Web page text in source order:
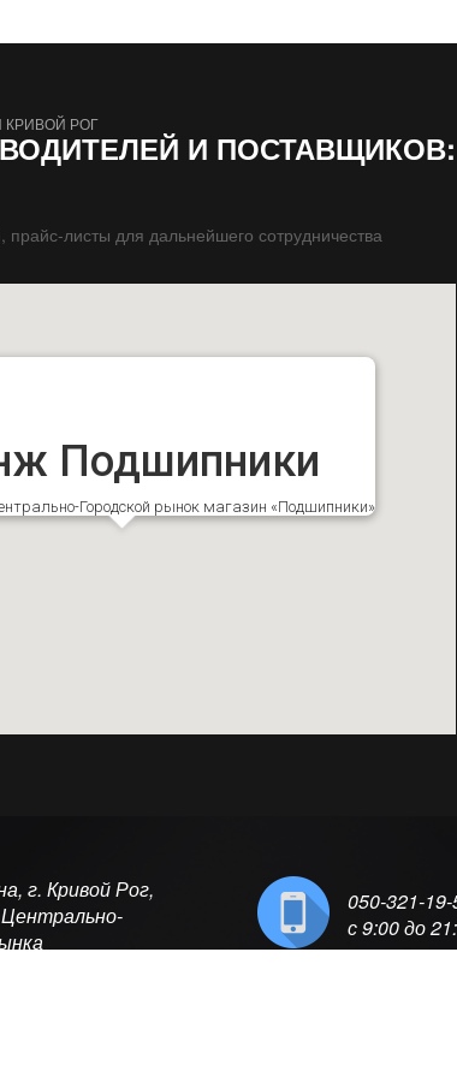
РОГ
И ПОСТАВЩИКОВ:
листы для дальнейшего сотрудничества
Подшипники
Городской рынок магазин «Подшипники»
г. Кривой Рог,
050-321-
с 9:00 до